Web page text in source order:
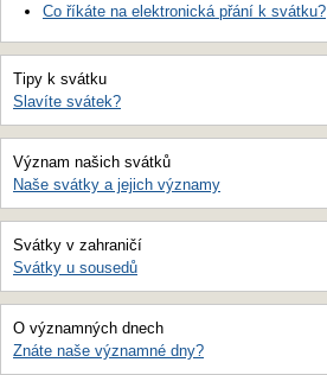
Co říkáte na elektronická přání k svátku?
Tipy k svátku
Slavíte svátek?
Význam našich svátků
Naše svátky a jejich významy
Svátky v zahraničí
Svátky u sousedů
O významných dnech
Znáte naše významné dny?